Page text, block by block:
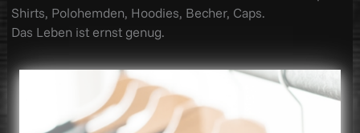
Shirts, Polohemden, Hoodies, Becher, Caps.
Das Leben ist ernst genug.